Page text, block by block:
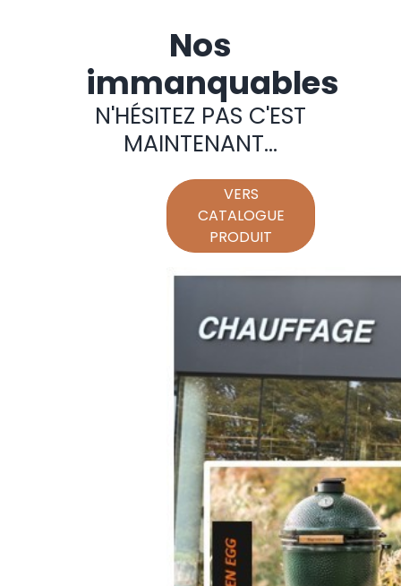
Nos
immanquables
N'HÉSITEZ PAS C'EST
MAINTENANT...
VERS
CATALOGUE
PRODUIT